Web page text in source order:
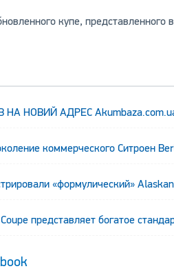
купе, представленного
НОВИЙ АДРЕС
коммерческого Ситроен
«формулический»
представляет богатое